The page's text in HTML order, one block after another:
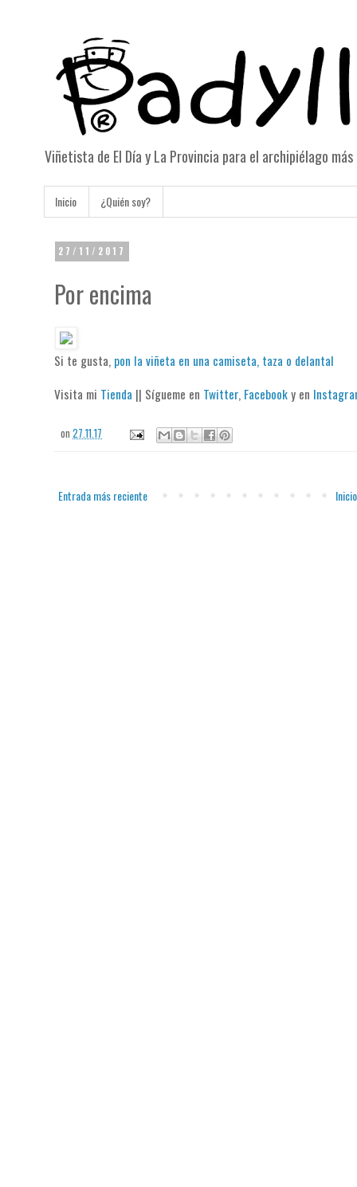
Viñetista de El Día y La Provincia para el archipiélago
Inicio ¿Quién soy?
27/11/2017
Por encima
Si te gusta, pon la viñeta en una camiseta, taza o delantal
Visita mi Tienda || Sígueme en Twitter, Facebooky en
on27.11.17
Entrada más reciente Inicio